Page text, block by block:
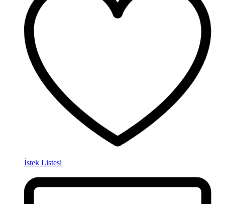
İstek Listesi